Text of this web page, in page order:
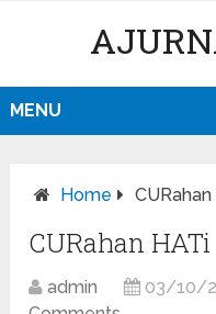
MENU
Home CURahan
CURahan HATi
admin 03/10/